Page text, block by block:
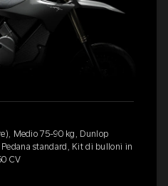
Medio 75-90 kg, Dunlop
standard, Kit di bulloni in
CV